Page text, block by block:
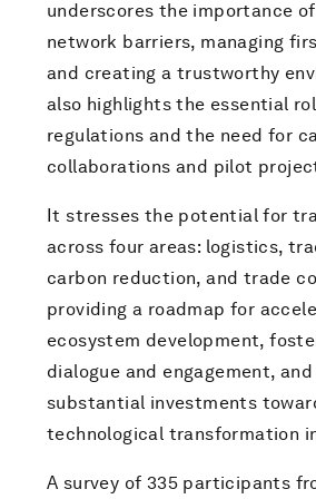
underscores the importance
network barriers, managing
and creating a trustworthy
also highlights the essential
regulations and the need for
collaborations and pilot
It stresses the potential for
across four areas: logistics,
carbon reduction, and trade
providing a roadmap for
ecosystem development,
dialogue and engagement,
substantial investments
technological transformation
A survey of 335 participants